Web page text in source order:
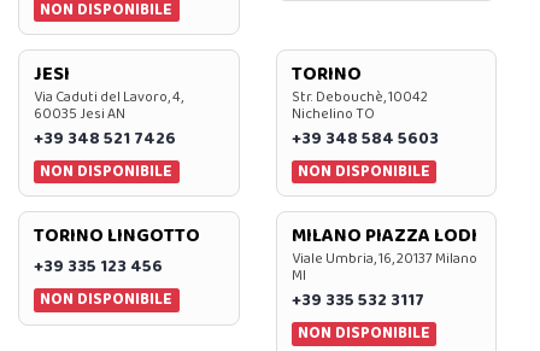
NON DISPONIBILE
JESI
Via Caduti del Lavoro, 4,
60035 Jesi AN
+39 348 521 7426
NON DISPONIBILE
TORINO
Str. Debouchè, 10042
Nichelino TO
+39 348 584 5603
NON DISPONIBILE
TORINO LINGOTTO
+39 335 123 456
NON DISPONIBILE
MILANO PIAZZA LODI
Viale Umbria, 16, 20137 Milano
MI
+39 335 532 3117
NON DISPONIBILE